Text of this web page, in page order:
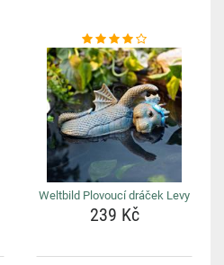
Weltbild Plovoucí dráček Levy
239 Kč